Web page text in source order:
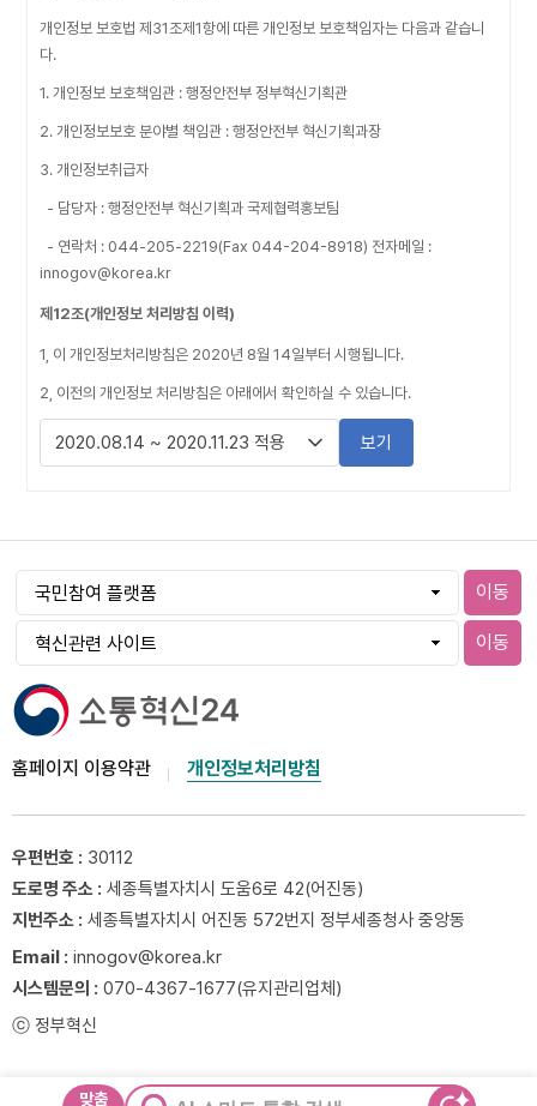
개인정보 보호법 제31조제1항에 따른 개인정보 보호책임자는 다음과 같습니
다.
1. 개인정보 보호책임관 : 행정안전부 정부혁신기획관
2. 개인정보보호 분야별 책임관 : 행정안전부 혁신기획과장
3. 개인정보취급자
- 담당자 : 행정안전부 혁신기획과 국제협력홍보팀
- 연락처 : 044-205-2219(Fax 044-204-8918) 전자메일 :
innogov@korea.kr
제12조(개인정보 처리방침 이력)
1, 이 개인정보처리방침은 2020년 8월 14일부터 시행됩니다.
2, 이전의 개인정보 처리방침은 아래에서 확인하실 수 있습니다.
보기
이동
이동
홈페이지 이용약관 개인정보처리방침
우편번호 : 30112
도로명 주소 : 세종특별자치시 도움6로 42(어진동)
지번주소 : 세종특별자치시 어진동 572번지 정부세종청사 중앙동
Email : innogov@korea.kr
시스템문의 : 070-4367-1677(유지관리업체)
ⓒ 정부혁신
맞춤